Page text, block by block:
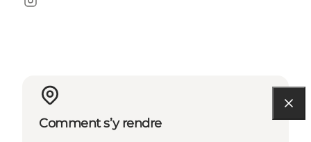
Instagram
Comment s’y rendre